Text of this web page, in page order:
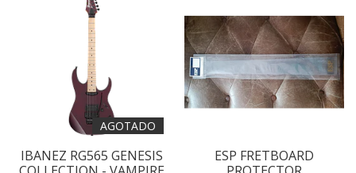
AGOTADO
IBANEZ RG565 GENESIS
ESP FRETBOARD